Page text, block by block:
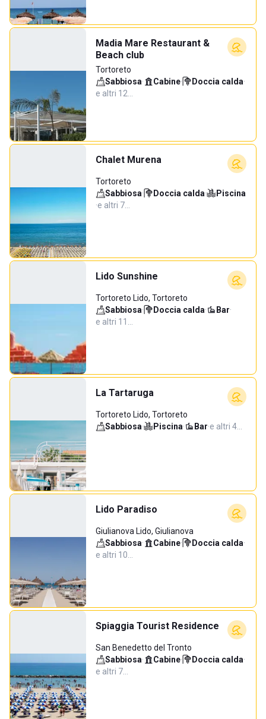
Madia Mare Restaurant &
Beach club
Tortoreto
Sabbiosa· Cabine· Doccia calda·
e altri 12…
Chalet Murena
Tortoreto
Sabbiosa· Doccia calda·
Piscina
·e altri 7…
Lido Sunshine
Tortoreto Lido, Tortoreto
Sabbiosa· Doccia calda· Bar·
e altri 11…
La Tartaruga
Tortoreto Lido, Tortoreto
Sabbiosa· Piscina· Bar·e altri 4…
Lido Paradiso
Giulianova Lido, Giulianova
Sabbiosa· Cabine· Doccia calda·
e altri 10…
Spiaggia Tourist Residence
San Benedetto del Tronto
Sabbiosa· Cabine· Doccia calda·
e altri 7…